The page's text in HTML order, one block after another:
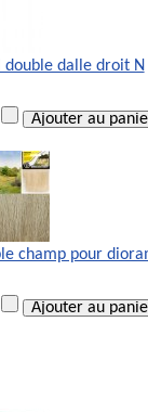
double dalle droit N
champ pour